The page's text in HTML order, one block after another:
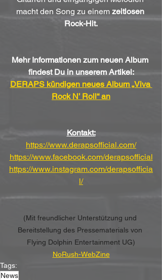
macht den Song zu einem zeitlosen
Rock-Hit.
Mehr Informationen zum neuen Album
findest Du in unserem Artikel:
DERAPS kündigen neues Album „Viva
Rock N’ Roll“ an
Kontakt:
https://www.derapsofficial.com/
https://www.facebook.com/derapsofficial
https://www.instagram.com/derapsofficia
l/
(Mit freundlicher Unterstützung und
Bereitstellung des Pressematerials von
Flying Dolphin Entertainment UG)
NoRush-WebZine
Tags:
News